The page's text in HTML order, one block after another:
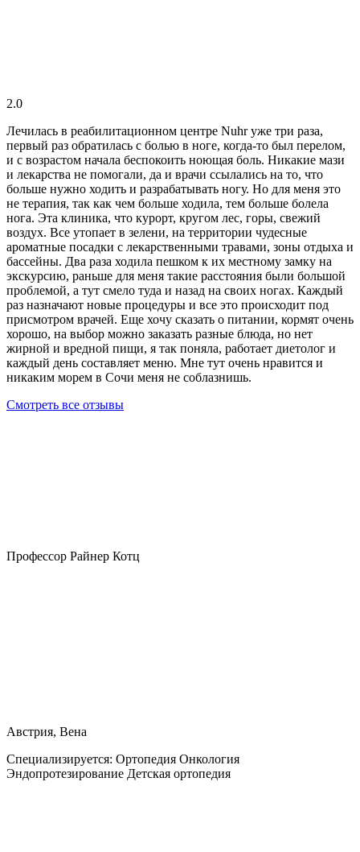
2.0
Лечилась в реабилитационном центре Nuhr уже три раза,
первый раз обратилась с болью в ноге, когда-то был перелом,
и с возрастом начала беспокоить ноющая боль. Никакие мази
и лекарства не помогали, да и врачи ссылались на то, что
больше нужно ходить и разрабатывать ногу. Но для меня это
не терапия, так как чем больше ходила, тем больше болела
нога. Эта клиника, что курорт, кругом лес, горы, свежий
воздух. Все утопает в зелени, на территории чудесные
ароматные посадки с лекарственными травами, зоны отдыха и
бассейны. Два раза ходила пешком к их местному замку на
экскурсию, раньше для меня такие расстояния были большой
проблемой, а тут смело туда и назад на своих ногах. Каждый
раз назначают новые процедуры и все это происходит под
присмотром врачей. Еще хочу сказать о питании, кормят очень
хорошо, на выбор можно заказать разные блюда, но нет
жирной и вредной пищи, я так поняла, работает диетолог и
каждый день составляет меню. Мне тут очень нравится и
никаким морем в Сочи меня не соблазнишь.
Смотреть все отзывы
Профессор Райнер Котц
Австрия, Вена
Специализируется: Ортопедия Онкология
Эндопротезирование Детская ортопедия